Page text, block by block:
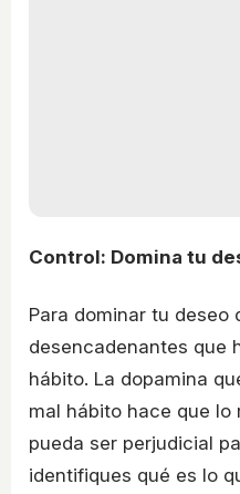
Control: Domina tu
Para dominar tu deseo
desencadenantes que
hábito. La dopamina
mal hábito hace que lo
pueda ser perjudicial
identifiques qué es lo